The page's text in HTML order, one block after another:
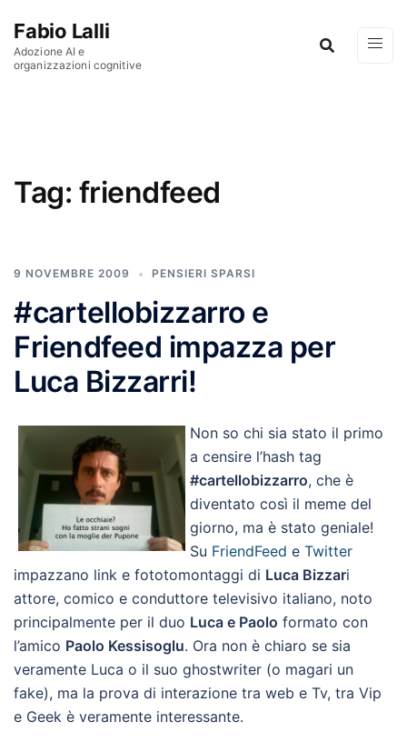
Fabio Lalli
Adozione AI e
organizzazioni cognitive
Tag: friendfeed
9 NOVEMBRE 2009 PENSIERI SPARSI
#cartellobizzarro e
Friendfeed impazza per
Luca Bizzarri!
Non so chi sia stato il primo
a censire l’hash tag
#cartellobizzarro, che è
diventato così il meme del
giorno, ma è stato geniale!
Su FriendFeed e Twitter
impazzano link e fototomontaggi di Luca Bizzari
attore, comico e conduttore televisivo italiano, noto
principalmente per il duo Luca e Paolo formato con
l’amico Paolo Kessisoglu. Ora non è chiaro se sia
veramente Luca o il suo ghostwriter (o magari un
fake), ma la prova di interazione tra web e Tv, tra Vip
e Geek è veramente interessante.